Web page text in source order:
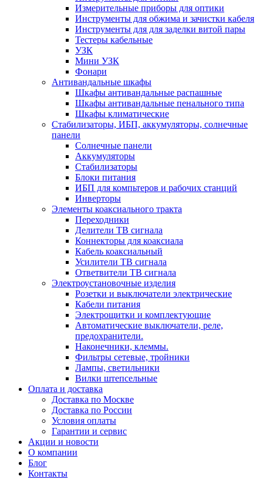
Измерительные приборы для оптики
Инструменты для обжима и зачистки кабеля
Инструменты для для заделки витой пары
Тестеры кабельные
УЗК
Мини УЗК
Фонари
Антивандальные шкафы
Шкафы антивандальные распашные
Шкафы антивандальные пенального типа
Шкафы климатические
Стабилизаторы, ИБП, аккумуляторы, солнечные
панели
Солнечные панели
Аккумуляторы
Стабилизаторы
Блоки питания
ИБП для компьтеров и рабочих станций
Инверторы
Элементы коаксиального тракта
Переходники
Делители ТВ сигнала
Коннекторы для коаксиала
Кабель коаксиальный
Усилители ТВ сигнала
Ответвители ТВ сигнала
Электроустановочные изделия
Розетки и выключатели электрические
Кабели питания
Электрощитки и комплектующие
Автоматические выключатели, реле,
предохранители.
Наконечники, клеммы.
Фильтры сетевые, тройники
Лампы, светильники
Вилки штепсельные
Оплата и доставка
Доставка по Москве
Доставка по России
Условия оплаты
Гарантии и сервис
Акции и новости
О компании
Блог
Контакты